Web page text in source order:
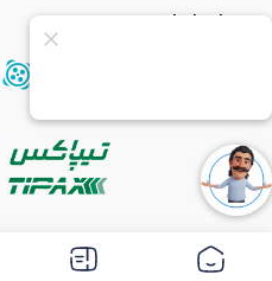
همراه با ما
استفاده از مطالب فروشگاه اینترنتی خاجی‌